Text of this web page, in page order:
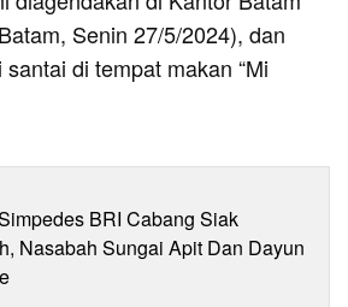
Senin 27/5/2024), dan
di tempat makan “Mi
BRI Cabang Siak
Nasabah Sungai Apit Dan Dayun